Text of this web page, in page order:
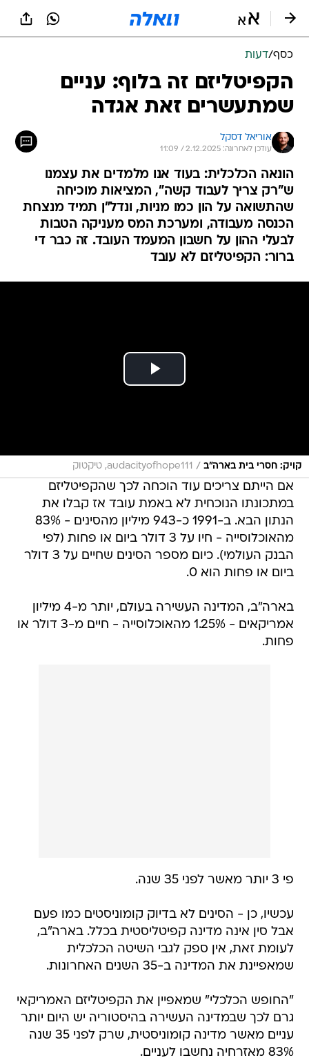
כסף/דעות
הקפיטליזם זה בלוף: עניים
שמתעשרים זאת אגדה
אוריאל דסקל
עודכן לאחרונה: 2.12.2025 / 11:09
הונאה הכלכלית: בעוד אנו מלמדים את עצמנו
ש"רק צריך לעבוד קשה", המציאות מוכיחה
שהתשואה על הון כמו מניות, ונדל"ן תמיד מנצחת
הכנסה מעבודה, ומערכת המס מעניקה הטבות
לבעלי ההון על חשבון המעמד העובד. זה כבר די
ברור: הקפיטליזם לא עובד
קויק: חסרי בית בארה"ב / audacityofhope111, טיקטוק
אם הייתם צריכים עוד הוכחה לכך שהקפיטליזם
במתכונתו הנוכחית לא באמת עובד אז קבלו את
הנתון הבא. ב-1991 כ-943 מיליון מהסינים - 83%
מהאוכלוסייה - חיו על 3 דולר ביום או פחות (לפי
הבנק העולמי). כיום מספר הסינים שחיים על 3 דולר
ביום או פחות הוא 0.
בארה"ב, המדינה העשירה בעולם, יותר מ-4 מיליון
אמריקאים - 1.25% מהאוכלוסייה - חיים מ-3 דולר או
פחות.
פי 3 יותר מאשר לפני 35 שנה.
עכשיו, כן - הסינים לא בדיוק קומוניסטים כמו פעם
אבל סין אינה מדינה קפיטליסטית בכלל. בארה"ב,
לעומת זאת, אין ספק לגבי השיטה הכלכלית
שמאפיינת את המדינה ב-35 השנים האחרונות.
"החופש הכלכלי" שמאפיין את הקפיטליזם האמריקאי
גרם לכך שבמדינה העשירה בהיסטוריה יש היום יותר
עניים מאשר מדינה קומוניסטית, שרק לפני 35 שנה
83% מאזרחיה נחשבו לעניים.